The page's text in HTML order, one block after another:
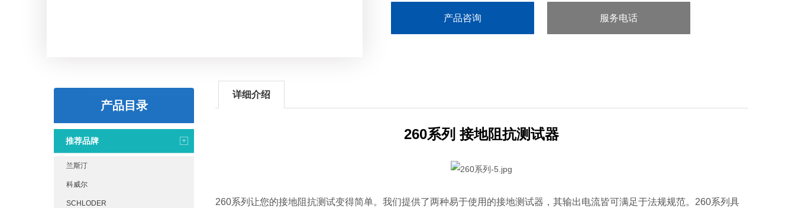
产品咨询 服务电话
产品目录
推荐品牌
兰斯汀
科威尔
SCHLODER
详细介绍
260系列 接地阻抗测试器
260系列让您的接地阻抗测试变得简单。我们提供了两种易于使用的接地测试器，其输出电流皆可满足于法规规范。260系列具